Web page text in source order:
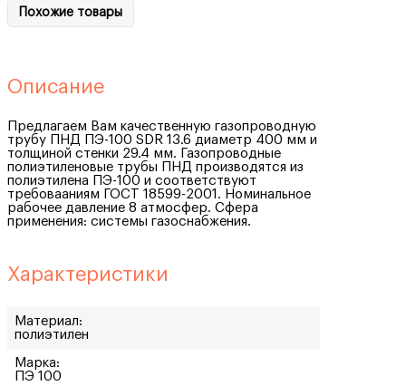
Похожие товары
Описание
Предлагаем Вам качественную газопроводную
трубу ПНД ПЭ-100 SDR 13.6 диаметр 400 мм и
толщиной стенки 29.4 мм. Газопроводные
полиэтиленовые трубы ПНД производятся из
полиэтилена ПЭ-100 и соответствуют
требовааниям ГОСТ 18599-2001. Номинальное
рабочее давление 8 атмосфер. Сфера
применения: системы газоснабжения.
Характеристики
Материал:
полиэтилен
Марка:
ПЭ 100